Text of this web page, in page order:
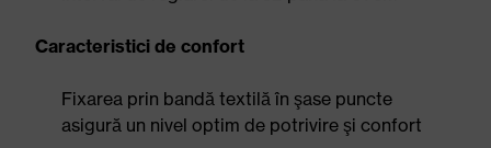
Caracteristici de confort
Fixarea prin bandă textilă în şase puncte
asigură un nivel optim de potrivire şi confort